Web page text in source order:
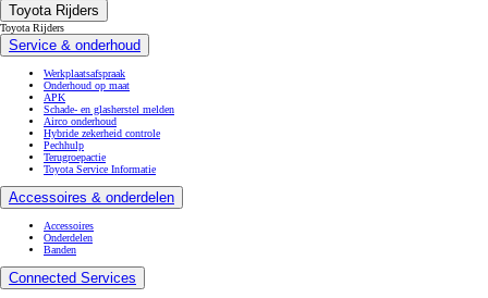
Toyota Rijders
Toyota Rijders
Service & onderhoud
Werkplaatsafspraak
Onderhoud op maat
APK
Schade- en glasherstel melden
Airco onderhoud
Hybride zekerheid controle
Pechhulp
Terugroepactie
Toyota Service Informatie
Accessoires & onderdelen
Accessoires
Onderdelen
Banden
Connected Services